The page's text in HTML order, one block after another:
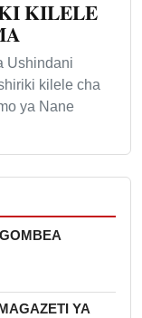
KILELE
Ushindani
kilele cha
ya Nane
YA